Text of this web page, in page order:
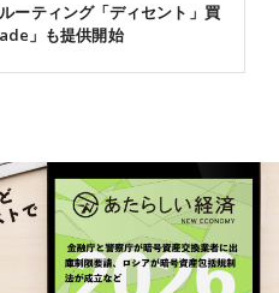
ーティング「ディセント」買
」も提供開始